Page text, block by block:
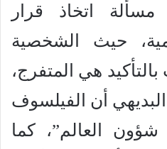
اتخاذ قرار
حيث الشخصية
هي المتفرج،
أن الفيلسوف
العالم”، كما